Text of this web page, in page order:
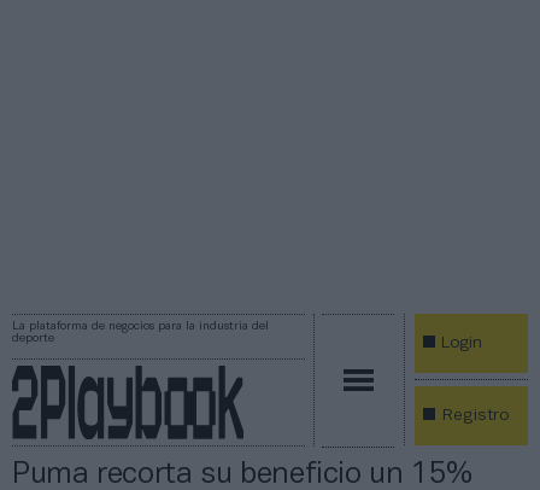
La plataforma de negocios para la industria del
deporte
Login
Registro
Puma recorta su beneficio un 15%